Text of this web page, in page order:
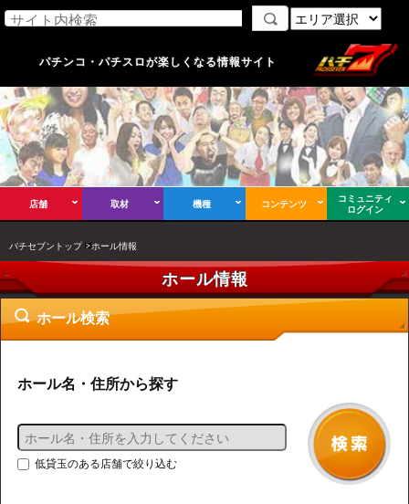
パチンコ・パチスロが楽しくなる情報サイト
店舗 取材 機種 コンテンツ
コミュニティ
ログイン
パチセブントップ ホール情報
ホール情報
ホール検索
ホール名・住所から探す
低貸玉のある店舗で絞り込む